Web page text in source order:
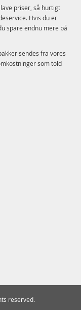
priser, så hurtigt
Hvis du er
spare endnu mere på
sendes fra vores
som told
reserved.